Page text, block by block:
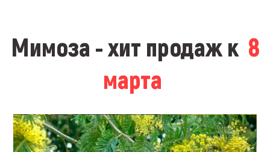
Мимоза - хит продаж к 8
марта